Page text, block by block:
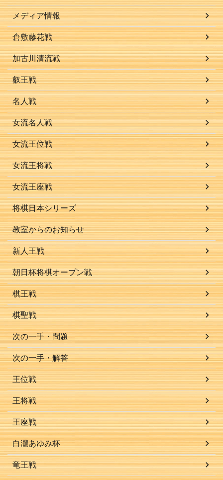
メディア情報
倉敷藤花戦
加古川清流戦
叡王戦
名人戦
女流名人戦
女流王位戦
女流王将戦
女流王座戦
将棋日本シリーズ
教室からのお知らせ
新人王戦
朝日杯将棋オープン戦
棋王戦
棋聖戦
次の一手・問題
次の一手・解答
王位戦
王将戦
王座戦
白瀧あゆみ杯
竜王戦